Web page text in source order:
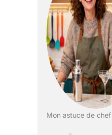
Mon astuce de chef